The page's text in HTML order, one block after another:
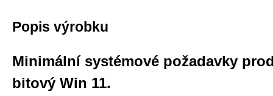
Popis výrobku
Minimální systémové požadavky
bitový Win 11.